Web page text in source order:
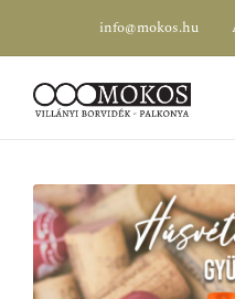
info@mokos.hu